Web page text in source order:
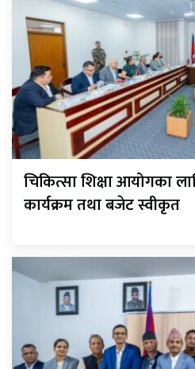
चिकित्सा शिक्षा आयोगका
कार्यक्रम तथा बजेट स्वीकृत